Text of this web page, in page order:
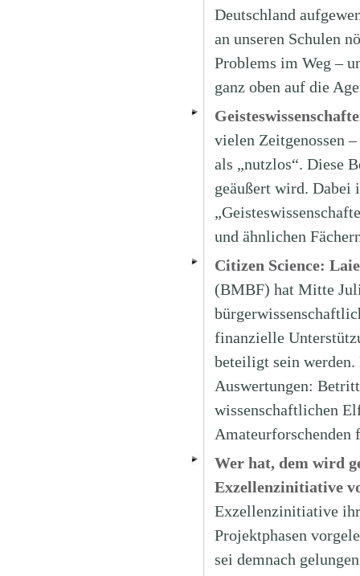
Deutschland
an unseren Schulen
Problems im Weg –
ganz oben auf die
vielen Zeitgenossen
als „nutzlos“. Diese
geäußert wird. Dabei
und ähnlichen
Citizen Science:
(BMBF) hat Mitte Juli
finanzielle
beteiligt sein werden.
Auswertungen:
wissenschaftlichen
Wer hat, dem wird
Exzellenzinitiative
Exzellenzinitiative
Projektphasen
sei demnach